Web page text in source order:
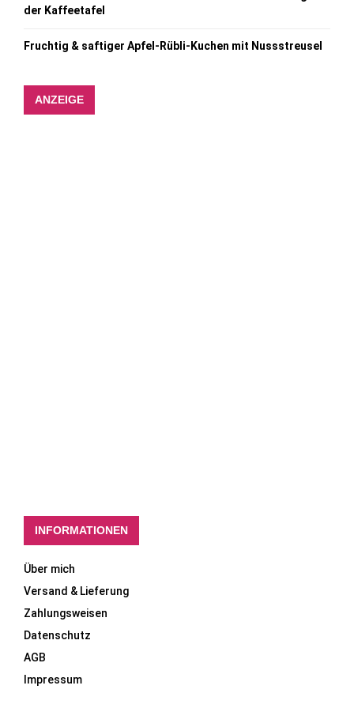
der Kaffeetafel
Fruchtig & saftiger Apfel-Rübli-Kuchen mit Nussstreusel
ANZEIGE
INFORMATIONEN
Über mich
Versand & Lieferung
Zahlungsweisen
Datenschutz
AGB
Impressum